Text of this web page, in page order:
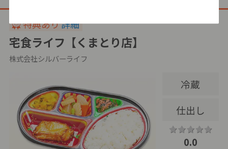
特典あり詳細
宅食ライフ【くまとり店】
株式会社シルバーライフ
冷蔵
仕出し
0.0